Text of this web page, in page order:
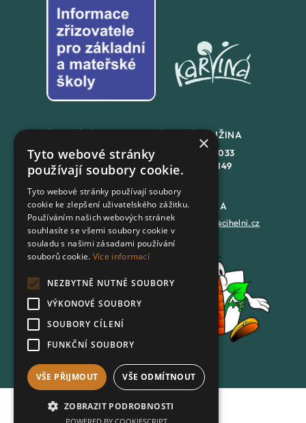
+420558 846 032
+420702 167 150
ŠKOLNÍ DRUŽINA
558 846 033
+420
702 167 149
DATOVÁ SCHRÁNKA
7batxeb
PODATELNA
epodatelna@cihelni.cz
YOUTUBE
Ochrana osobních údajů
×
Tyto webové stránky
používají soubory cookie.
Tyto webové stránky používají soubory
cookie ke zlepšení uživatelského zážitku.
Používáním našich webových stránek
souhlasíte se všemi soubory cookie v
souladu s našimi zásadami používání
souborů cookie. Více informací
NEZBYTNĚ NUTNÉ SOUBORY
VÝKONOVÉ SOUBORY
SOUBORY CÍLENÍ
FUNKČNÍ SOUBORY
VŠE PŘIJMOUT VŠE ODMÍTNOUT
ZOBRAZIT PODROBNOSTI